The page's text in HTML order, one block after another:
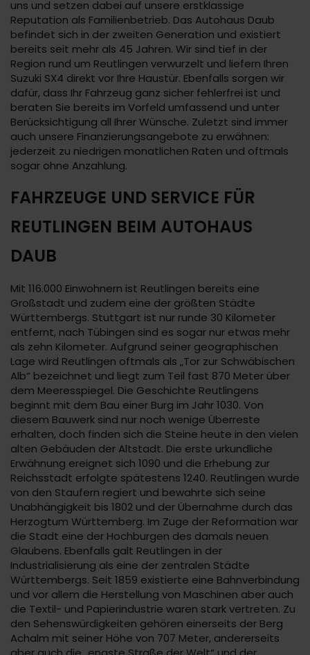
uns und setzen dabei auf unsere erstklassige
Reputation als Familienbetrieb. Das Autohaus Daub
befindet sich in der zweiten Generation und existiert
bereits seit mehr als 45 Jahren. Wir sind tief in der
Region rund um Reutlingen verwurzelt und liefern Ihren
Suzuki SX4 direkt vor Ihre Haustür. Ebenfalls sorgen wir
dafür, dass Ihr Fahrzeug ganz sicher fehlerfrei ist und
beraten Sie bereits im Vorfeld umfassend und unter
Berücksichtigung all Ihrer Wünsche. Zuletzt sind immer
auch unsere Finanzierungsangebote zu erwähnen:
jederzeit zu niedrigen monatlichen Raten und oftmals
sogar ohne Anzahlung.
FAHRZEUGE UND SERVICE FÜR
REUTLINGEN BEIM AUTOHAUS
DAUB
Mit 116.000 Einwohnern ist Reutlingen bereits eine
Großstadt und zudem eine der größten Städte
Württembergs. Stuttgart ist nur runde 30 Kilometer
entfernt, nach Tübingen sind es sogar nur etwas mehr
als zehn Kilometer. Aufgrund seiner geographischen
Lage wird Reutlingen oftmals als „Tor zur Schwäbischen
Alb“ bezeichnet und liegt zum Teil fast 870 Meter über
dem Meeresspiegel. Die Geschichte Reutlingens
beginnt mit dem Bau einer Burg im Jahr 1030. Von
diesem Bauwerk sind nur noch wenige Überreste
erhalten, doch finden sich die Steine heute in den vielen
alten Gebäuden der Altstadt. Die erste urkundliche
Erwähnung ereignet sich 1090 und die Erhebung zur
Reichsstadt erfolgte spätestens 1240. Reutlingen wurde
von den Staufern regiert und bewahrte sich seine
Unabhängigkeit bis 1802 und der Übernahme durch das
Herzogtum Württemberg. Im Zuge der Reformation war
die Stadt eine der Hochburgen des damals neuen
Glaubens. Ebenfalls galt Reutlingen in der
Industrialisierung als eine der zentralen Städte
Württembergs. Seit 1859 existierte eine Bahnverbindung
und vor allem die Herstellung von Maschinen aber auch
die Textil- und Papierindustrie waren stark vertreten. Zu
den Sehenswürdigkeiten gehören einerseits der Berg
Achalm mit seiner Höhe von 707 Meter, andererseits